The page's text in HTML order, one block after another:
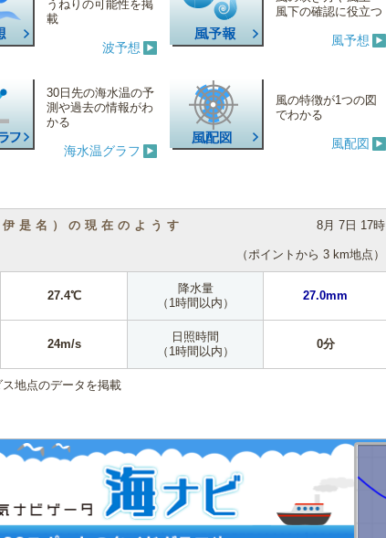
うねりの可能性を掲
載
波予想
風下の確認に役立つ
風予想
30日先の海水温の予
測や過去の情報がわ
かる
海水温グラフ
風の特徴が1つの図
でわかる
風配図
是名）の現在のようす 8月 7日 17時
（ポイントから 3 km地点）
27.4℃
降水量
（1時間以内）
27.0mm
24m/s
日照時間
（1時間以内）
0分
地点のデータを掲載